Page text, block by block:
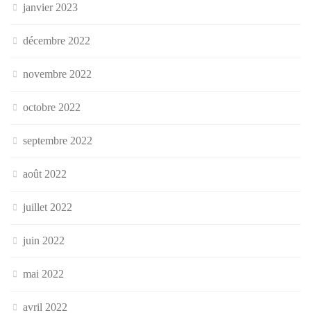
janvier 2023
décembre 2022
novembre 2022
octobre 2022
septembre 2022
août 2022
juillet 2022
juin 2022
mai 2022
avril 2022